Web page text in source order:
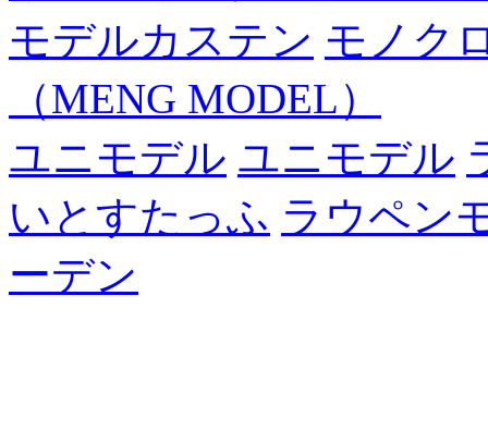
モデルカステン モノク
（MENG MODEL）
ユニモデル ユニモデル
いとすたっふ ラウペン
ーデン